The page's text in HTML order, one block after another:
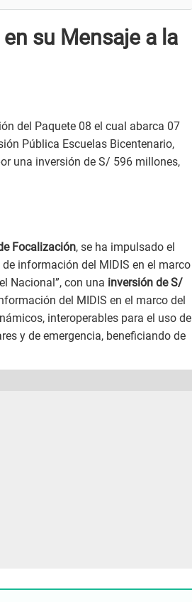
su Mensaje a la
del Paquete 08 el cual abarca 07
Pública Escuelas Bicentenario,
una inversión de S/ 596 millones,
Focalización, se ha impulsado el
información del MIDIS en el marco
Nacional”, con una inversión de S/
del MIDIS en el marco del
interoperables para el uso de
y de emergencia, beneficiando de